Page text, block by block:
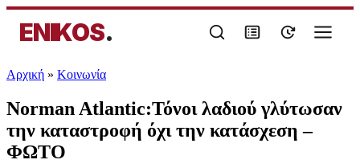
ENIKOS.
Αρχική » Κοινωνία
Norman Atlantic:Τόνοι λαδιού γλύτωσαν
την καταστροφή όχι την κατάσχεση –
ΦΩΤΟ